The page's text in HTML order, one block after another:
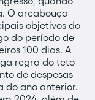
O arcabouço
objetivos do
do período de
100 dias. A
regra do teto
de despesas
do ano anterior.